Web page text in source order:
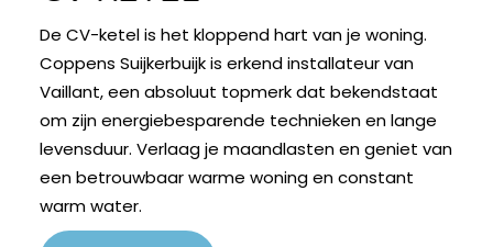
De CV-ketel is het kloppend hart van je woning.
Coppens Suijkerbuijk is erkend installateur van
Vaillant, een absoluut topmerk dat bekendstaat
om zijn energiebesparende technieken en lange
levensduur. Verlaag je maandlasten en geniet van
een betrouwbaar warme woning en constant
warm water.